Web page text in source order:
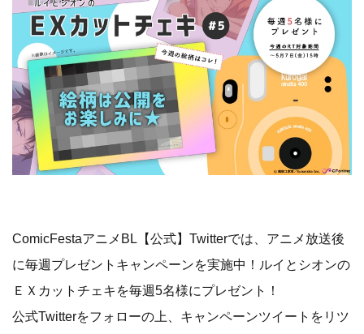
​ComicFestaアニメBL【公式】Twitterでは、​ア​​ニメ放送後
に毎週プレゼントキャンペーンを実施中！ルイとシオンの
ＥＸカットチェキ​を​毎週5名様にプレゼント！
公式Twitterをフォローの上、キャンペーンツイートをリツ